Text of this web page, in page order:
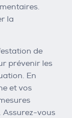
la
de
prévenir les
En
et vos
Assurez-vous